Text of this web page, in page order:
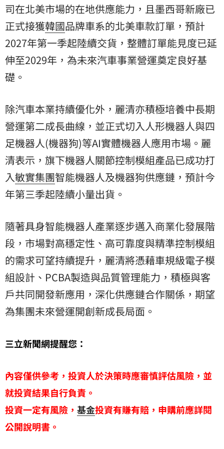
司在北美市場的在地供應能力，且墨西哥新廠已
正式接獲韓國品牌車系的北美車款訂單，預計
2027年第一季起陸續交貨，整體訂單能見度已延
伸至2029年，為未來汽車事業營運奠定良好基
礎。
除汽車本業持續優化外，麗清亦積極培養中長期
營運第二成長曲線，並正式切入人形機器人與四
足機器人(機器狗)等AI實體機器人應用市場。麗
清表示，旗下機器人關節控制模組產品已成功打
入敏實集團智能機器人及機器狗供應鏈，預計今
年第三季起陸續小量出貨。
隨著具身智能機器人產業逐步邁入商業化發展階
段，市場對高穩定性、高可靠度與精準控制模組
的需求可望持續提升，麗清將憑藉車規級電子模
組設計、PCBA製造與品質管理能力，積極與客
戶共同開發新應用，深化供應鏈合作關係，期望
為集團未來營運開創新成長局面。
三立新聞網提醒您：
內容僅供參考，投資人於決策時應審慎評估風險，並
就投資結果自行負責。
投資一定有風險， 基金投資有賺有賠，申購前應詳閱
公開說明書。